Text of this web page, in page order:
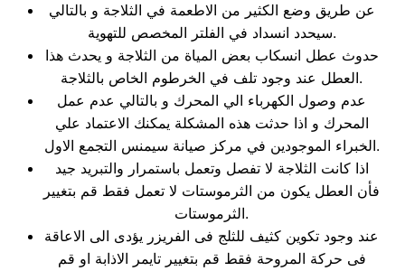
عن طريق وضع الكثير من الاطعمة في الثلاجة و بالتالي
سيحدد انسداد في الفلتر المخصص للتهوية.
حدوث عطل انسكاب بعض المياة من الثلاجة و يحدث هذا
العطل عند وجود تلف في الخرطوم الخاص بالثلاجة.
عدم وصول الكهرباء الي المحرك و بالتالي عدم عمل
المحرك و اذا حدثت هذه المشكلة يمكنك الاعتماد علي
الخبراء الموجودين في مركز صيانة سيمنس التجمع الاول.
اذا كانت الثلاجة لا تفصل وتعمل باستمرار والتبريد جيد
فأن العطل يكون من الثرموستات لا تعمل فقط قم بتغيير
الثرموستات.
عند وجود تكوين كثيف للثلج فى الفريزر يؤدى الى الاعاقة
فى حركة المروحة فقط قم بتغيير تايمر الاذابة او قم